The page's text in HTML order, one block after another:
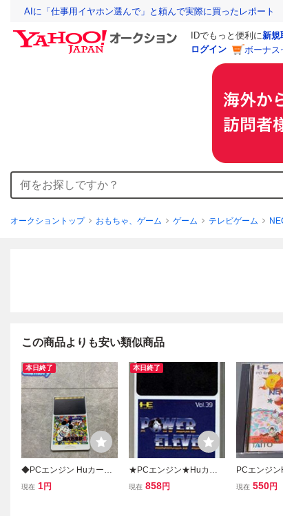
AIに「仕事用イヤホン選んで」と頼んで実際に買ったレポート
IDでもっと便利に新規
ログイン
ボーナ
オークショントップ おもちゃ、ゲーム ゲーム テレビゲーム
この商品よりも安い類似商品
本日終了
◆PCエンジン Huカード
SUPER桃太郎電鉄II ソフ
現在 1円
本日終了
★PCエンジン★Huカー
ド★カードのみ【パワー
現在 858円
PCエンジ
フト ニュー
現在 550円